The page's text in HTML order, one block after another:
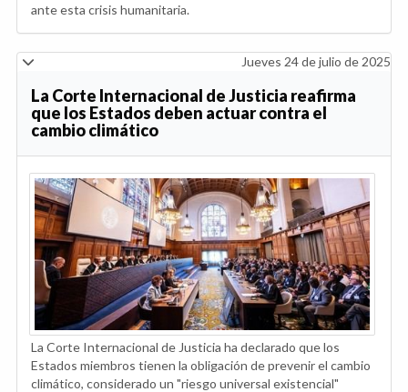
ante esta crisis humanitaria.
Jueves 24 de julio de 2025
La Corte Internacional de Justicia reafirma
que los Estados deben actuar contra el
cambio climático
La Corte Internacional de Justicia ha declarado que los
Estados miembros tienen la obligación de prevenir el cambio
climático, considerado un "riesgo universal existencial"